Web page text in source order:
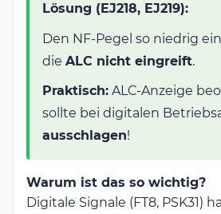
Lösung (EJ218, EJ219):
Den NF-Pegel so niedrig
die ALC nicht eingreift.
Praktisch: ALC-Anzeige
sollte bei digitalen
ausschlagen!
Warum ist das so wichtig?
Digitale Signale (FT8, PSK31)